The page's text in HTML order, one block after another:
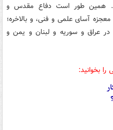
همین طور است دفاع مقدس و
آسای علمی و فنی، و بالاخره؛
عراق و سوریه و لبنان و یمن و
بخوانید: